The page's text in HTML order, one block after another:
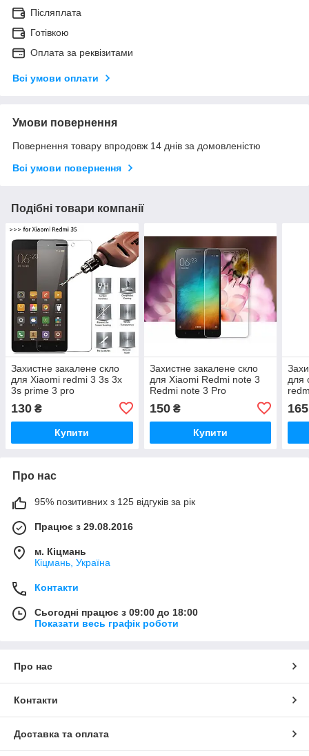
Післяплата
Готівкою
Оплата за реквізитами
Всі умови оплати
Умови повернення
Повернення товару впродовж 14 днів за домовленістю
Всі умови повернення
Подібні товари компанії
Захистне закалене скло
для Xiaomi redmi 3 3s 3x
3s prime 3 pro
130 ₴
Купити
Захистне закалене скло
для Xiaomi Redmi note 3
Redmi note 3 Pro
150₴
Купити
для
165
Про нас
95% позитивних з 125 відгуків за рік
Працює з 29.08.2016
м. Кіцмань
Кіцмань, Україна
Контакти
Сьогодні працює з 09:00 до 18:00
Показати весь графік роботи
Про нас
Контакти
Доставка та оплата